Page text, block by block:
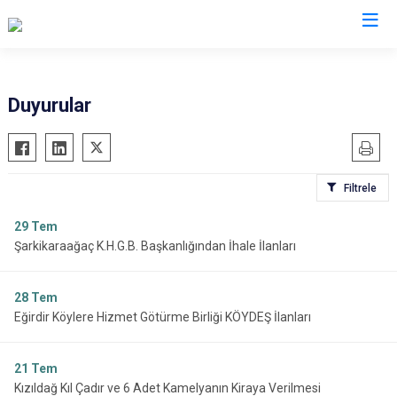
Atabey
Eğirdir
Gönen
Keçiborlu
Yenişarbademli
Duyurular
Filtrele
29 Tem
Şarkikaraağaç K.H.G.B. Başkanlığından İhale İlanları
28 Tem
Eğirdir Köylere Hizmet Götürme Birliği KÖYDEŞ İlanları
21 Tem
Kızıldağ Kıl Çadır ve 6 Adet Kamelyanın Kiraya Verilmesi